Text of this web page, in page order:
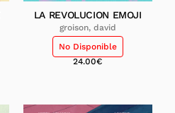
LA REVOLUCION EMOJI
groison, david
No Disponible
24.00€